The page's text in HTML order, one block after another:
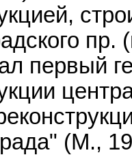
первый
(М.,